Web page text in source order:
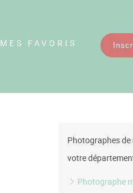
MES FAVORIS
Photographes
votre
Photographe